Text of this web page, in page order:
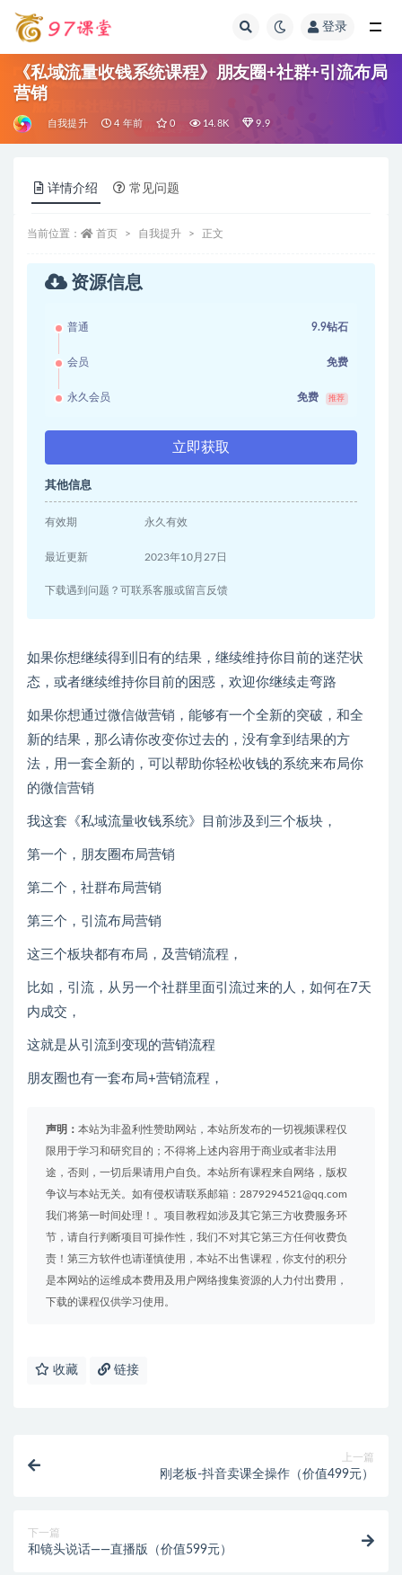
登录
《私域流量收钱系统课程》朋友圈+社群+引流布局
营销
自我提升 4 年前 0 14.8K 9.9
详情介绍 常见问题
当前位置： 首页 自我提升 正文
资源信息
普通 9.9钻石
会员 免费
永久会员 免费 推荐
立即获取
其他信息
有效期 永久有效
最近更新 2023年10月27日
下载遇到问题？可联系客服或留言反馈
如果你想继续得到旧有的结果，继续维持你目前的迷茫状
态，或者继续维持你目前的困惑，欢迎你继续走弯路
如果你想通过微信做营销，能够有一个全新的突破，和全
新的结果，那么请你改变你过去的，没有拿到结果的方
法，用一套全新的，可以帮助你轻松收钱的系统来布局你
的微信营销
我这套《私域流量收钱系统》目前涉及到三个板块，
第一个，朋友圈布局营销
第二个，社群布局营销
第三个，引流布局营销
这三个板块都有布局，及营销流程，
比如，引流，从另一个社群里面引流过来的人，如何在7天
内成交，
这就是从引流到变现的营销流程
朋友圈也有一套布局+营销流程，
声明： 本站为非盈利性赞助网站，本站所发布的一切视频课程仅
限用于学习和研究目的；不得将上述内容用于商业或者非法用
途，否则，一切后果请用户自负。本站所有课程来自网络，版权
争议与本站无关。如有侵权请联系邮箱：2879294521@qq.com
我们将第一时间处理！。项目教程如涉及其它第三方收费服务环
节，请自行判断项目可操作性，我们不对其它第三方任何收费负
责！第三方软件也请谨慎使用，本站不出售课程，你支付的积分
是本网站的运维成本费用及用户网络搜集资源的人力付出费用，
下载的课程仅供学习使用。
收藏 链接
上一篇
刚老板-抖音卖课全操作（价值499元）
下一篇
和镜头说话——直播版（价值599元）